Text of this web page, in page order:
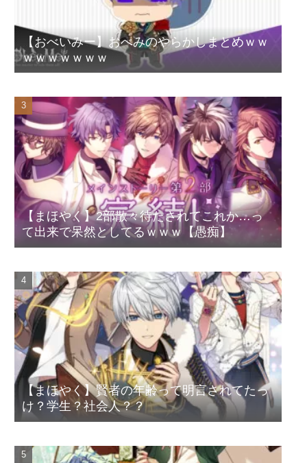
【おべいみー】おべみのやらかしまとめｗｗ
ｗｗｗｗｗｗｗ
【まほやく】2部散々待たされてこれか…っ
て出来で呆然としてるｗｗｗ【愚痴】
【まほやく】賢者の年齢って明言されてたっ
け？学生？社会人？？